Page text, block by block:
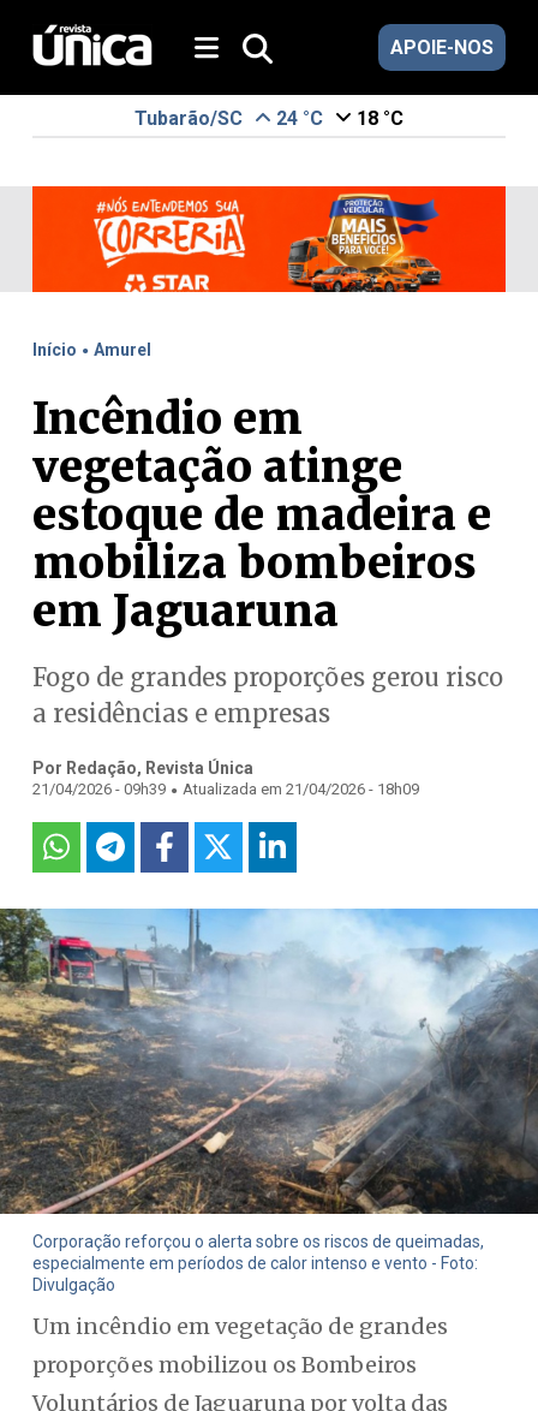
APOIE-NOS
Tubarão/SC 24 °C 18 °C
Início . Amurel
Incêndio em
vegetação atinge
estoque de madeira e
mobiliza bombeiros
em Jaguaruna
Fogo de grandes proporções gerou risco
a residências e empresas
Por Redação, Revista Única
21/04/2026 - 09h39 . Atualizada em 21/04/2026 - 18h09
Corporação reforçou o alerta sobre os riscos de queimadas,
especialmente em períodos de calor intenso e vento - Foto:
Divulgação
Um incêndio em vegetação de grandes
proporções mobilizou os Bombeiros
Voluntários de Jaguaruna por volta das